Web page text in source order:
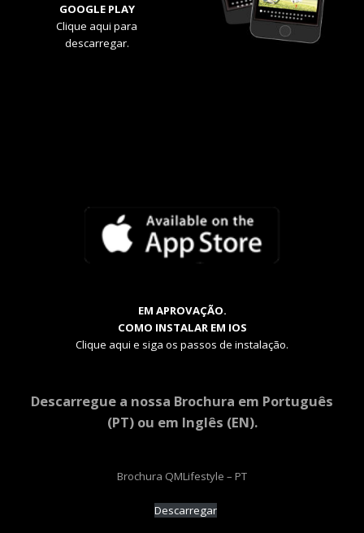
GOOGLE PLAY
Clique aqui para
descarregar.
EM APROVAÇÃO.
COMO INSTALAR EM IOS
Clique aqui e siga os passos de instalação.
Descarregue a nossa Brochura em Português
(PT) ou em Inglês (EN).
Brochura QMLifestyle – PT
Descarregar